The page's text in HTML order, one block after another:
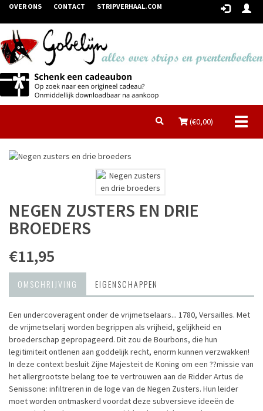
OVER ONS CONTACT STRIPVERHAAL.COM
(€0,00)
NEGEN ZUSTERS EN DRIE
BROEDERS
€11,95
OMSCHRIJVING EIGENSCHAPPEN
Een undercoveragent onder de vrijmetselaars... 1780, Versailles. Met
de vrijmetselarij worden begrippen als vrijheid, gelijkheid en
broederschap gepropageerd. Dit zou de Bourbons, die hun
legitimiteit ontlenen aan goddelijk recht, enorm kunnen verzwakken!
In deze context besluit Zijne Majesteit de Koning om een ??missie van
het allergrootste belang toe te vertrouwen aan de Ridder Artus de
Senissone: infiltreren in de loge van de Negen Zusters. Hun leider
moet worden ontmaskerd voordat deze subversieve ideeën de